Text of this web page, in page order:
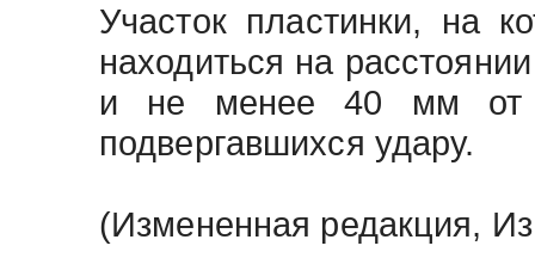
Участок пластинки, на
находиться на
и не менее 40 мм от
подвергавшихся удару.
(Измененная редакция,